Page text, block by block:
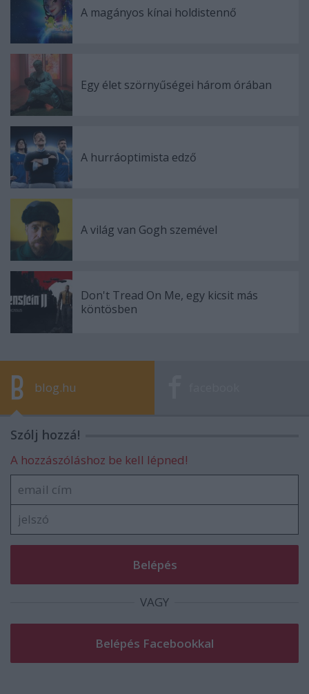
A magányos kínai holdistennő
Egy élet szörnyűségei három órában
A hurráoptimista edző
A világ van Gogh szemével
Don't Tread On Me, egy kicsit más
köntösben
blog.hu
Szólj hozzá!
A hozzászóláshoz be kell lépned!
VAGY